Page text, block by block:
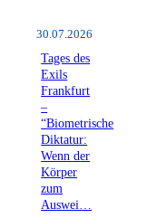
30.07.2026
Tages des
Exils
Frankfurt
–
“Biometrische
Diktatur:
Wenn der
Körper
zum
Auswei…